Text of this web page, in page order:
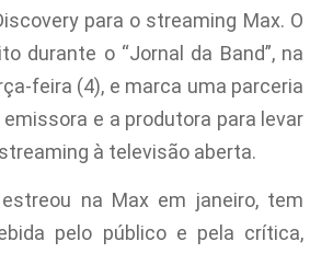
para o streaming Max. O
durante o “Jornal da Band”, na
feira (4), e marca uma parceria
e a produtora para levar
à televisão aberta.
na Max em janeiro, tem
pelo público e pela crítica,